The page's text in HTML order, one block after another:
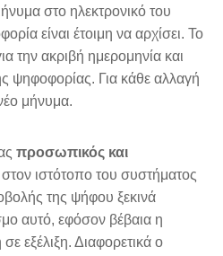
στο ηλεκτρονικό του
είναι έτοιμη να αρχίσει. Το
την ακριβή ημερομηνία και
ψηφοφορίας. Για κάθε αλλαγή
μήνυμα.
προσωπικός και
στον ιστότοπο του συστήματος
της ψήφου ξεκινά
αυτό, εφόσον βέβαια η
εξέλιξη. Διαφορετικά ο